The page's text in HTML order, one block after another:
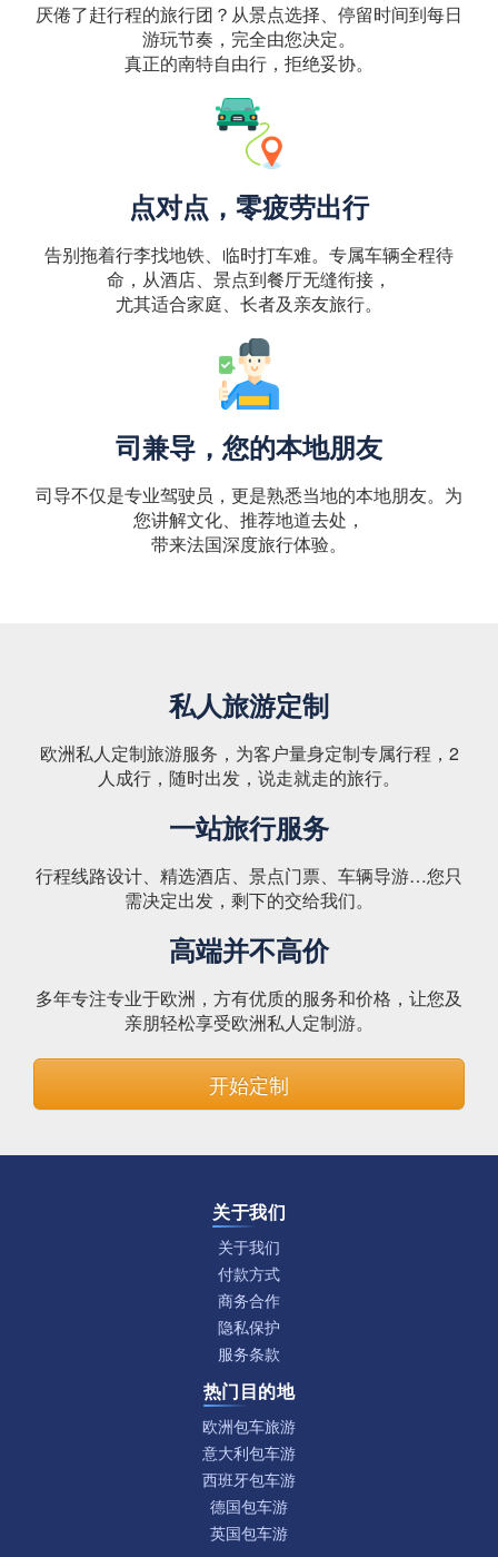
厌倦了赶行程的旅行团？从景点选择、停留时间到每日
游玩节奏，完全由您决定。
真正的南特自由行，拒绝妥协。
点对点，零疲劳出行
告别拖着行李找地铁、临时打车难。专属车辆全程待
命，从酒店、景点到餐厅无缝衔接，
尤其适合家庭、长者及亲友旅行。
司兼导，您的本地朋友
司导不仅是专业驾驶员，更是熟悉当地的本地朋友。为
您讲解文化、推荐地道去处，
带来法国深度旅行体验。
私人旅游定制
欧洲私人定制旅游服务，为客户量身定制专属行程，2
人成行，随时出发，说走就走的旅行。
一站旅行服务
行程线路设计、精选酒店、景点门票、车辆导游…您只
需决定出发，剩下的交给我们。
高端并不高价
多年专注专业于欧洲，方有优质的服务和价格，让您及
亲朋轻松享受欧洲私人定制游。
开始定制
关于我们
关于我们
付款方式
商务合作
隐私保护
服务条款
热门目的地
欧洲包车旅游
意大利包车游
西班牙包车游
德国包车游
英国包车游